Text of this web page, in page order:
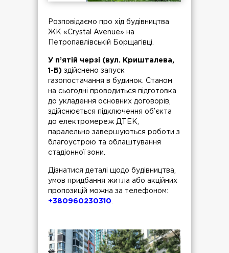
Розповідаємо про хід будівництва
ЖК «Crystal Avenue» на
Петропавлівській Борщагівці.
У п’ятій черзі (вул. Кришталева,
1-Б) здійснено запуск
газопостачання в будинок. Станом
на сьогодні проводиться підготовка
до укладення основних договорів,
здійснюється підключення об’єкта
до електромереж ДТЕК,
паралельно завершуються роботи з
благоустрою та облаштування
стадіонної зони.
Дізнатися деталі щодо будівництва,
умов придбання житла або акційних
пропозицій можна за телефоном:
+380960230310